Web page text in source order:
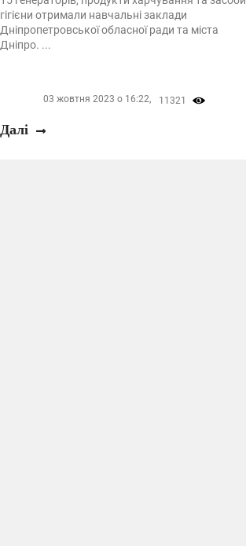
гігієни отримали навчальні заклади
Дніпропетровської обласної ради та міста
Дніпро. ...
03 жовтня 2023 о 16:22, 11321
Далі